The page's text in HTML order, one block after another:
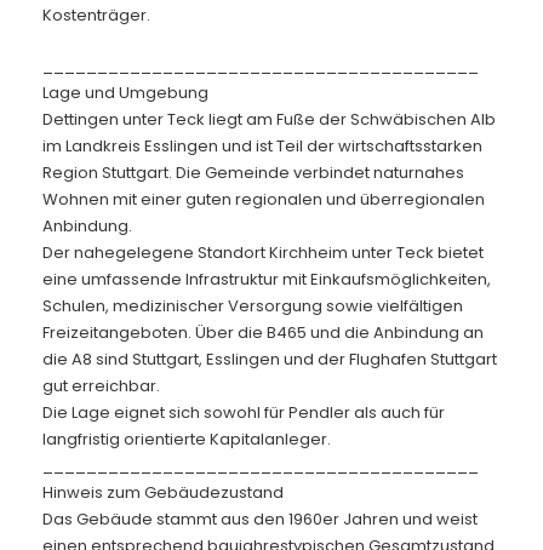
Kostenträger.
Lage und Umgebung
Dettingen unter Teck liegt am Fuße der Schwäbischen Alb
im Landkreis Esslingen und ist Teil der wirtschaftsstarken
Region Stuttgart. Die Gemeinde verbindet naturnahes
Wohnen mit einer guten regionalen und überregionalen
Anbindung.
Der nahegelegene Standort Kirchheim unter Teck bietet
eine umfassende Infrastruktur mit Einkaufsmöglichkeiten,
Schulen, medizinischer Versorgung sowie vielfältigen
Freizeitangeboten. Über die B465 und die Anbindung an
die A8 sind Stuttgart, Esslingen und der Flughafen Stuttgart
gut erreichbar.
Die Lage eignet sich sowohl für Pendler als auch für
langfristig orientierte Kapitalanleger.
Hinweis zum Gebäudezustand
Das Gebäude stammt aus den 1960er Jahren und weist